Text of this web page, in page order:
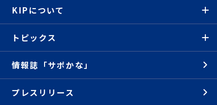
KIPについて
トピックス
情報誌「サポかな」
プレスリリース